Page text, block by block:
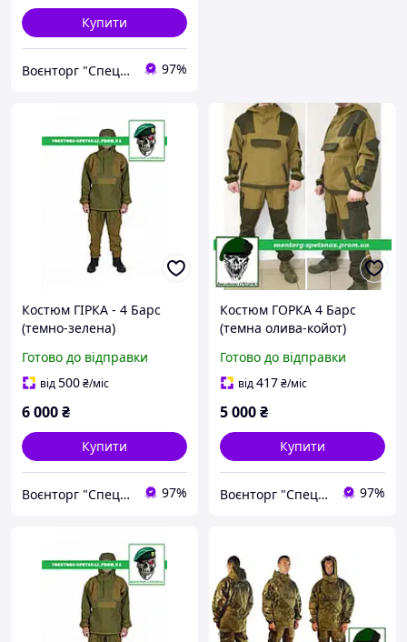
Купити
Воєнторг "Спецназ" - найкращий український військовий магазин — виробник! 97%
Костюм ГІРКА - 4 Барс
(темно-зелена)
Готово до відправки
від500₴/міс
6 000₴
Купити
Воєнторг "Спецназ" - найкращий український військовий магазин — виробник! 97%
Костюм ГОРКА 4 Барс
(темна олива-койот)
Готово до відправки
від417₴/міс
5 000₴
Купити
Воєнторг "Спецназ" - найкращий український військовий магазин — виробник! 97%